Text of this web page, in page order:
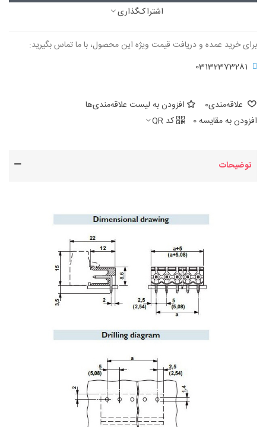
اشتراک‌گذاری
برای خرید عمده و دریافت قیمت ویژه این محصول، با ما تماس بگیرید:
03132373281
علاقه‌مندی0
افزودن به لیست علاقه‌مندی‌ها
افزودن به مقایسه0 کد QR
توضیحات